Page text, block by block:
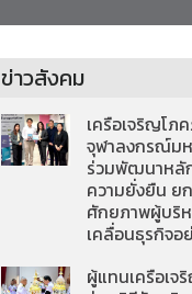
ข่าวสังคม
เครือเจริญโภ
จุฬาลงกรณ์ม
ร่วมพัฒนาหลั
ความยั่งยืน ย
ศักยภาพผู้บริ
เคลื่อนธุรกิจอ
ผู้แทนเครือเ